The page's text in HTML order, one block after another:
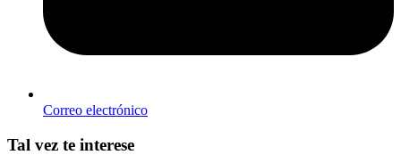
Correo electrónico
Tal vez te interese